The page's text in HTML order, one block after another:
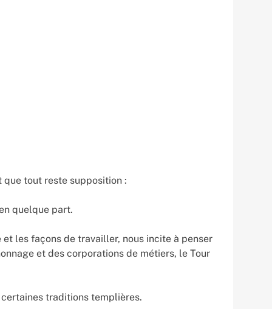
tout reste supposition :
quelque part.
les façons de travailler, nous incite à penser
et des corporations de métiers, le Tour
traditions templières.